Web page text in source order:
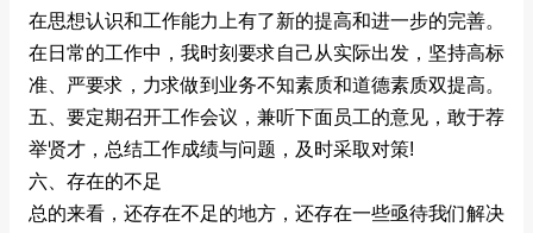
在思想认识和工作能力上有了新的提高和进一步的完善。
在日常的工作中，我时刻要求自己从实际出发，坚持高标
准、严要求，力求做到业务不知素质和道德素质双提高。
五、要定期召开工作会议，兼听下面员工的意见，敢于荐
举贤才，总结工作成绩与问题，及时采取对策!
六、存在的不足
总的来看，还存在不足的地方，还存在一些亟待我们解决